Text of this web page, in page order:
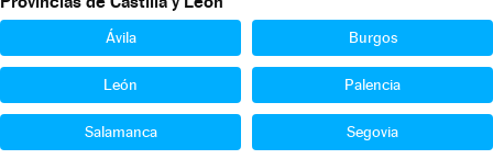
Ávila Burgos
León Palencia
Salamanca Segovia